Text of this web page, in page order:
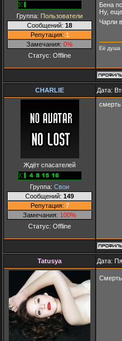
Группа: Пользователи
Сообщений: 18
Репутация: 1
Замечания: 0%
Статус: Offline
Бена
Ну,
Чарли
Её душа
СНАRLIЕ Дата:
Ждёт спасателей
Группа: Свои
Сообщений: 149
Репутация: 7
Замечания: 100%
Статус: Offline
смерть
Tatusya Дата: